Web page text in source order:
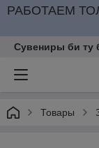
РАБОТАЕМ
Сувениры би ту
Товары